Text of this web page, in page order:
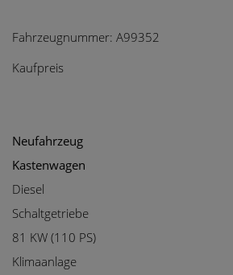
Fahrzeugnummer: A99352
Kaufpreis
Neufahrzeug
Kastenwagen
Diesel
Schaltgetriebe
81 KW (110 PS)
Klimaanlage